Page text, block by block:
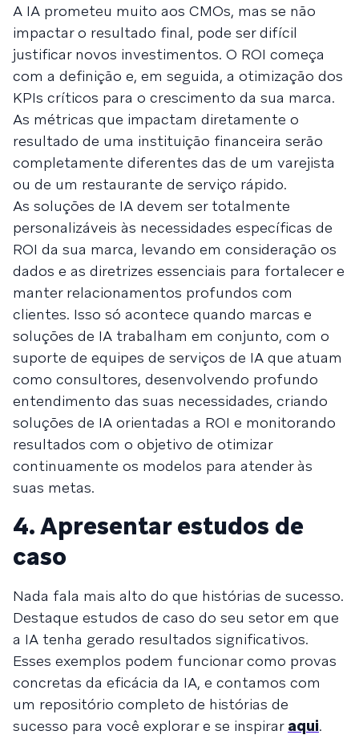
A IA prometeu muito aos CMOs, mas se não
impactar o resultado final, pode ser difícil
justificar novos investimentos. O ROI começa
com a definição e, em seguida, a otimização dos
KPIs críticos para o crescimento da sua marca.
As métricas que impactam diretamente o
resultado de uma instituição financeira serão
completamente diferentes das de um varejista
ou de um restaurante de serviço rápido.
As soluções de IA devem ser totalmente
personalizáveis às necessidades específicas de
ROI da sua marca, levando em consideração os
dados e as diretrizes essenciais para fortalecer e
manter relacionamentos profundos com
clientes. Isso só acontece quando marcas e
soluções de IA trabalham em conjunto, com o
suporte de equipes de serviços de IA que atuam
como consultores, desenvolvendo profundo
entendimento das suas necessidades, criando
soluções de IA orientadas a ROI e monitorando
resultados com o objetivo de otimizar
continuamente os modelos para atender às
suas metas.
4. Apresentar estudos de
caso
Nada fala mais alto do que histórias de sucesso.
Destaque estudos de caso do seu setor em que
a IA tenha gerado resultados significativos.
Esses exemplos podem funcionar como provas
concretas da eficácia da IA, e contamos com
um repositório completo de histórias de
sucesso para você explorar e se inspirar aqui.